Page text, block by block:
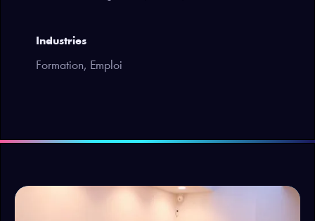
Industries
Formation, Emploi